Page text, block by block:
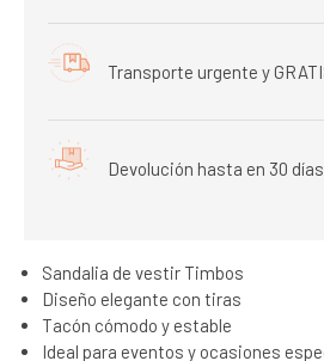
Transporte urgente y
Devolución hasta en 30 días
Sandalia de vestir Timbos
Diseño elegante con tiras
Tacón cómodo y estable
Ideal para eventos y ocasiones